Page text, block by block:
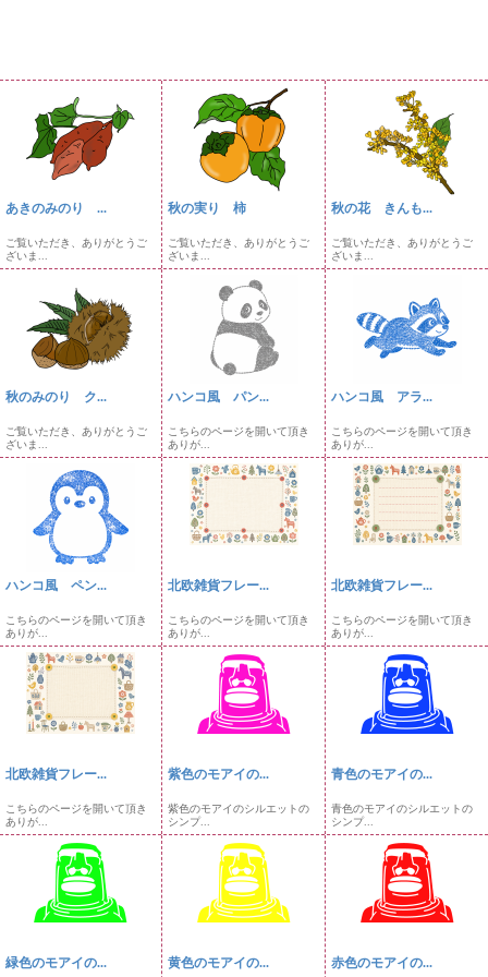
あきのみのり ...
ご覧いただき、ありがとうご
ざいま...
秋の実り 柿
ご覧いただき、ありがとうご
ざいま...
秋の花 きんも...
ご覧いただき、ありがとうご
ざいま...
秋のみのり ク...
ご覧いただき、ありがとうご
ざいま...
ハンコ風 パン...
こちらのページを開いて頂き
ありが...
ハンコ風 アラ...
こちらのページを開いて頂き
ありが...
ハンコ風 ペン...
こちらのページを開いて頂き
ありが...
北欧雑貨フレー...
こちらのページを開いて頂き
ありが...
北欧雑貨フレー...
こちらのページを開いて頂き
ありが...
北欧雑貨フレー...
こちらのページを開いて頂き
ありが...
紫色のモアイの...
紫色のモアイのシルエットの
シンプ...
青色のモアイの...
青色のモアイのシルエットの
シンプ...
緑色のモアイの... 黄色のモアイの... 赤色のモアイの...